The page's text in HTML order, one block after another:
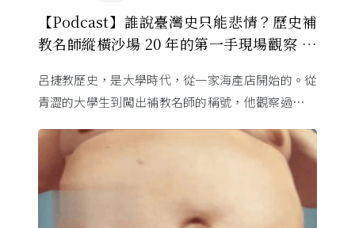
【Podcast】誰說臺灣史只能悲情？歷史補
教名師縱橫沙場 20 年的第一手現場觀察 ft.
呂捷教歷史，是大學時代，從一家海產店開始的。從
青澀的大學生到闖出補教名師的稱號，他觀察過幾十
裡幾乎沒有臺灣史，一路 ...